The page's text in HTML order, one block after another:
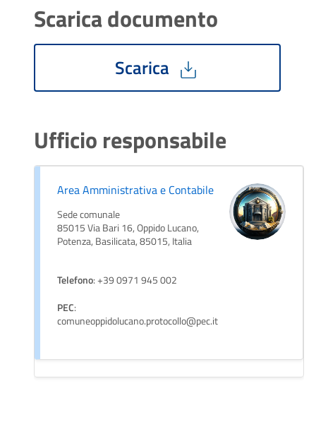
Scarica documento
Scarica
Ufficio responsabile
Area Amministrativa e Contabile
Sede comunale
85015 Via Bari 16, Oppido Lucano,
Potenza, Basilicata, 85015, Italia
Telefono: +39 0971 945 002
PEC:
comuneoppidolucano.protocollo@pec.it